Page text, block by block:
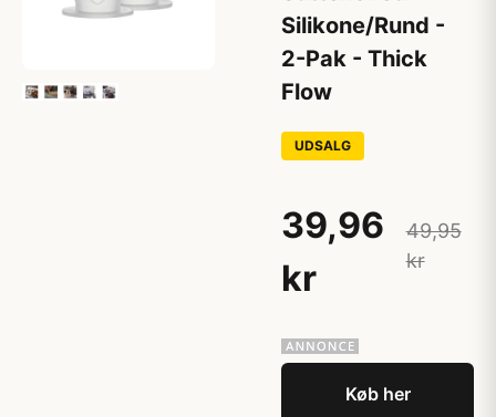
Silikone/Rund -
2-Pak - Thick
Flow
UDSALG
39,96
kr
49,95
kr
Køb her